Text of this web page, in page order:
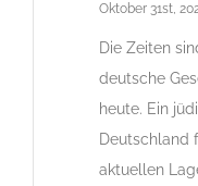
Oktober 31st,
Die Zeiten
deutsche
heute. Ein
Deutschland
aktuellen